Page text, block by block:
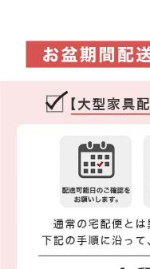
シングル セミダブル
セミダブルロング ダブル